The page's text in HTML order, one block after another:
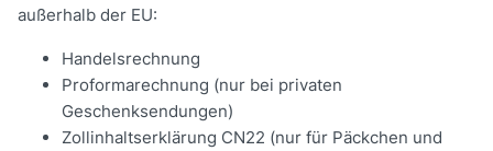
außerhalb der EU:
Handelsrechnung
Proformarechnung (nur bei privaten
Geschenksendungen)
Zollinhaltserklärung CN22 (nur für Päckchen und